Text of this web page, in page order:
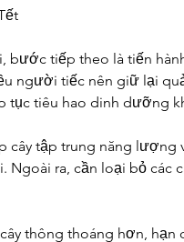
bước tiếp theo là tiến
người tiếc nên giữ lại
tục tiêu hao dinh dưỡng
cây tập trung năng lượng
Ngoài ra, cần loại bỏ các
thông thoáng hơn, hạn